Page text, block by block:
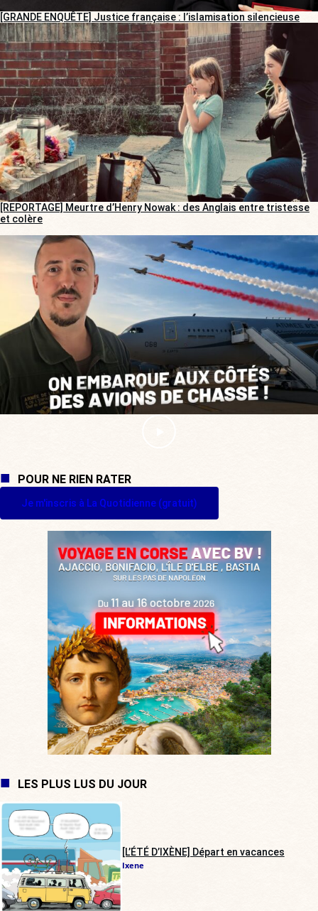
[GRANDE ENQUÊTE] Justice française : l’islamisation silencieuse
[REPORTAGE] Meurtre d’Henry Nowak : des Anglais entre tristesse
et colère
POUR NE RIEN RATER
Je m'inscris à La Quotidienne (gratuit)
LES PLUS LUS DU JOUR
[L’ÉTÉ D’IXÈNE] Départ en vacances
Ixene